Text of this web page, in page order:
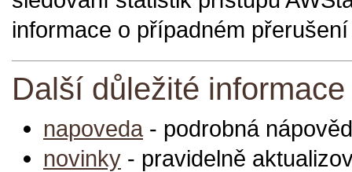
informace o případném
Další důležité informace
napoveda - podrobná
novinky - pravidelně